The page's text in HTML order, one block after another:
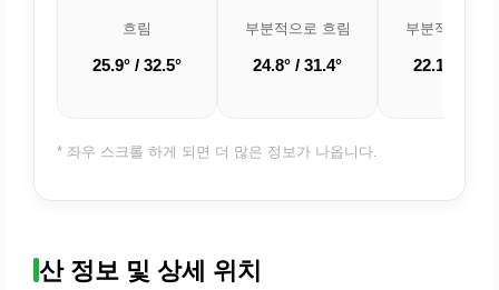
흐림
25.9° / 32.5°
부분적으로 흐림
24.8° / 31.4°
부분적으로 흐
22.1° /
* 좌우 스크롤 하게 되면 더 많은 정보가 나옵니다.
산 정보 및 상세 위치